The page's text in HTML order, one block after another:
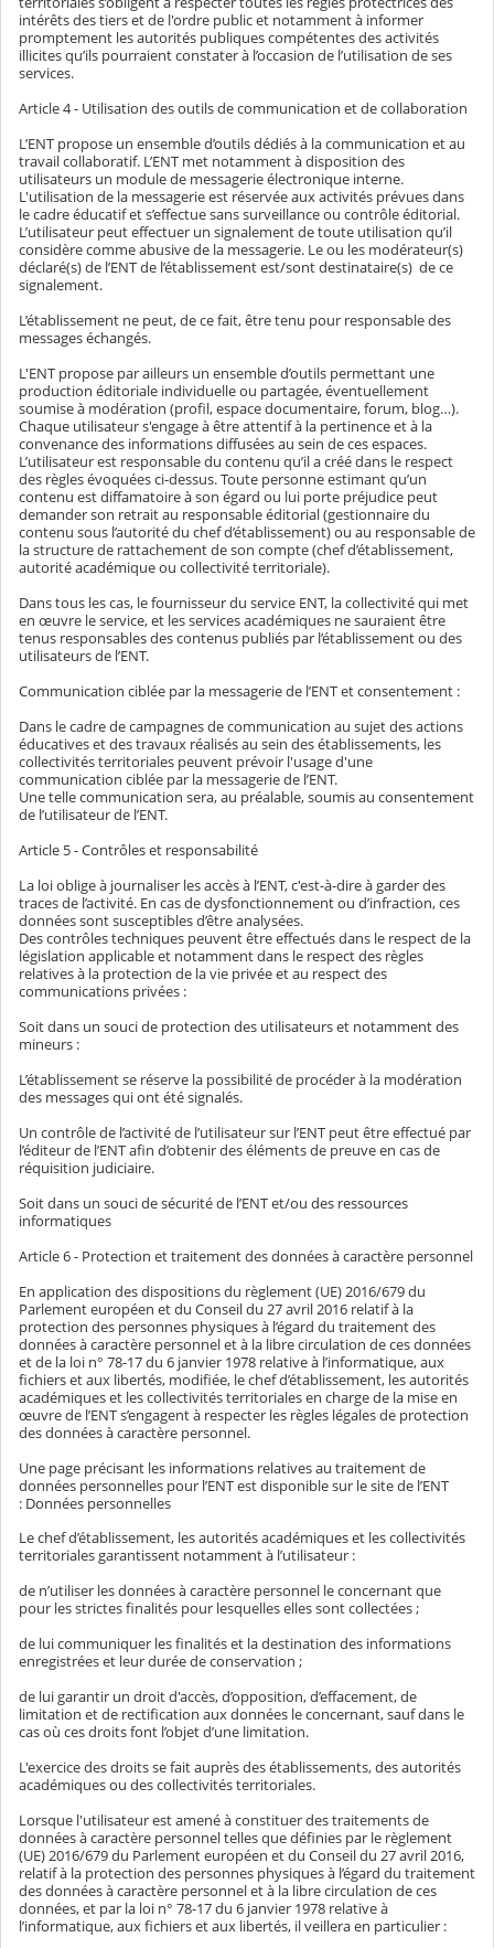
intérêts des tiers et de l'ordre public et notamment à informer
promptement les autorités publiques compétentes des activités
illicites qu’ils pourraient constater à l’occasion de l’utilisation de ses
services.
Article 4 - Utilisation des outils de communication et de collaboration
L’ENT propose un ensemble d’outils dédiés à la communication et au
travail collaboratif. L’ENT met notamment à disposition des
utilisateurs un module de messagerie électronique interne.
L'utilisation de la messagerie est réservée aux activités prévues dans
le cadre éducatif et s’effectue sans surveillance ou contrôle éditorial.
L’utilisateur peut effectuer un signalement de toute utilisation qu’il
considère comme abusive de la messagerie. Le ou les modérateur(s)
déclaré(s) de l’ENT de l’établissement est/sont destinataire(s) de ce
signalement.
L’établissement ne peut, de ce fait, être tenu pour responsable des
messages échangés.
L'ENT propose par ailleurs un ensemble d’outils permettant une
production éditoriale individuelle ou partagée, éventuellement
soumise à modération (profil, espace documentaire, forum, blog…).
Chaque utilisateur s'engage à être attentif à la pertinence et à la
convenance des informations diffusées au sein de ces espaces.
L’utilisateur est responsable du contenu qu’il a créé dans le respect
des règles évoquées ci-dessus. Toute personne estimant qu’un
contenu est diffamatoire à son égard ou lui porte préjudice peut
demander son retrait au responsable éditorial (gestionnaire du
contenu sous l’autorité du chef d’établissement) ou au responsable de
la structure de rattachement de son compte (chef d’établissement,
autorité académique ou collectivité territoriale).
Dans tous les cas, le fournisseur du service ENT, la collectivité qui met
en œuvre le service, et les services académiques ne sauraient être
tenus responsables des contenus publiés par l’établissement ou des
utilisateurs de l’ENT.
Communication ciblée par la messagerie de l’ENT et consentement :
Dans le cadre de campagnes de communication au sujet des actions
éducatives et des travaux réalisés au sein des établissements, les
collectivités territoriales peuvent prévoir l'usage d'une
communication ciblée par la messagerie de l’ENT.
Une telle communication sera, au préalable, soumis au consentement
de l’utilisateur de l’ENT.
Article 5 - Contrôles et responsabilité
La loi oblige à journaliser les accès à l’ENT, c'est-à-dire à garder des
traces de l’activité. En cas de dysfonctionnement ou d’infraction, ces
données sont susceptibles d’être analysées.
Des contrôles techniques peuvent être effectués dans le respect de la
législation applicable et notamment dans le respect des règles
relatives à la protection de la vie privée et au respect des
communications privées :
Soit dans un souci de protection des utilisateurs et notamment des
mineurs :
L’établissement se réserve la possibilité de procéder à la modération
des messages qui ont été signalés.
Un contrôle de l’activité de l’utilisateur sur l’ENT peut être effectué par
l’éditeur de l’ENT afin d’obtenir des éléments de preuve en cas de
réquisition judiciaire.
Soit dans un souci de sécurité de l’ENT et/ou des ressources
informatiques
Article 6 - Protection et traitement des données à caractère personnel
En application des dispositions du règlement (UE) 2016/679 du
Parlement européen et du Conseil du 27 avril 2016 relatif à la
protection des personnes physiques à l’égard du traitement des
données à caractère personnel et à la libre circulation de ces données
et de la loi n° 78-17 du 6 janvier 1978 relative à l’informatique, aux
fichiers et aux libertés, modifiée, le chef d’établissement, les autorités
académiques et les collectivités territoriales en charge de la mise en
œuvre de l’ENT s’engagent à respecter les règles légales de protection
des données à caractère personnel.
Une page précisant les informations relatives au traitement de
données personnelles pour l’ENT est disponible sur le site de l’ENT
: Données personnelles
Le chef d’établissement, les autorités académiques et les collectivités
territoriales garantissent notamment à l’utilisateur :
de n’utiliser les données à caractère personnel le concernant que
pour les strictes finalités pour lesquelles elles sont collectées ;
de lui communiquer les finalités et la destination des informations
enregistrées et leur durée de conservation ;
de lui garantir un droit d'accès, d’opposition, d’effacement, de
limitation et de rectification aux données le concernant, sauf dans le
cas où ces droits font l’objet d’une limitation.
L'exercice des droits se fait auprès des établissements, des autorités
académiques ou des collectivités territoriales.
Lorsque l'utilisateur est amené à constituer des traitements de
données à caractère personnel telles que définies par le règlement
(UE) 2016/679 du Parlement européen et du Conseil du 27 avril 2016,
relatif à la protection des personnes physiques à l’égard du traitement
des données à caractère personnel et à la libre circulation de ces
données, et par la loi n° 78-17 du 6 janvier 1978 relative à
l’informatique, aux fichiers et aux libertés, il veillera en particulier :